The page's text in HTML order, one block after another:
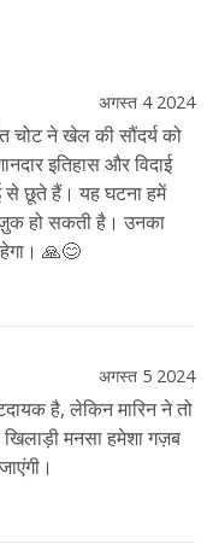
अगस्त 4 2024
चोट ने खेल की सौंदर्य को
इतिहास और विदाई
से छूते हैं। यह घटना हमें
हो सकती है। उनका
🙏😊
अगस्त 5 2024
है, लेकिन मारिन ने तो
मनसा हमेशा गज़ब